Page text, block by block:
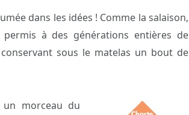
dans les idées ! Comme la salaison,
à des générations entières de
sous le matelas un bout de
un morceau du